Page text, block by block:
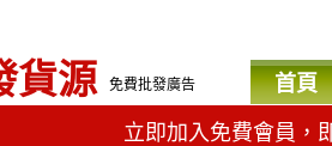
貨源 免費批發廣告 首頁
立即加入免費會員，